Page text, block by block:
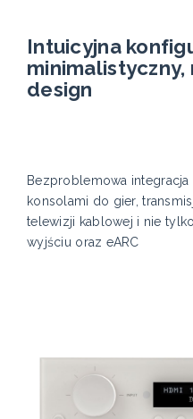
Intuicyjna
minimalistyczny,
design
Bezproblemowa integracja
konsolami do gier,
telewizji kablowej i nie
wyjściu oraz eARC